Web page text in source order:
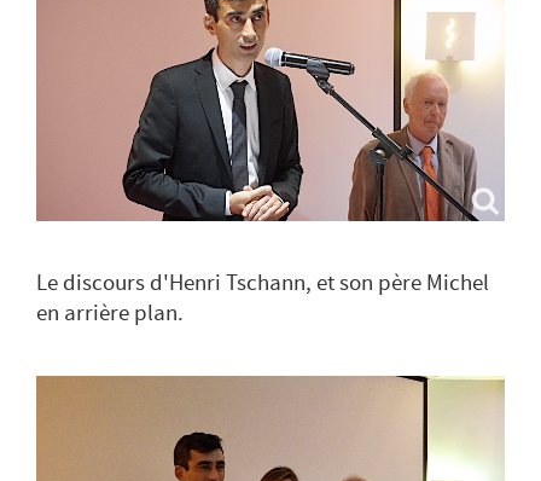
Le discours d'Henri Tschann, et son père Michel
en arrière plan.